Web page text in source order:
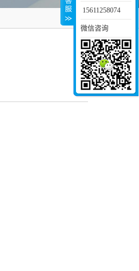
15611258074
微信咨询